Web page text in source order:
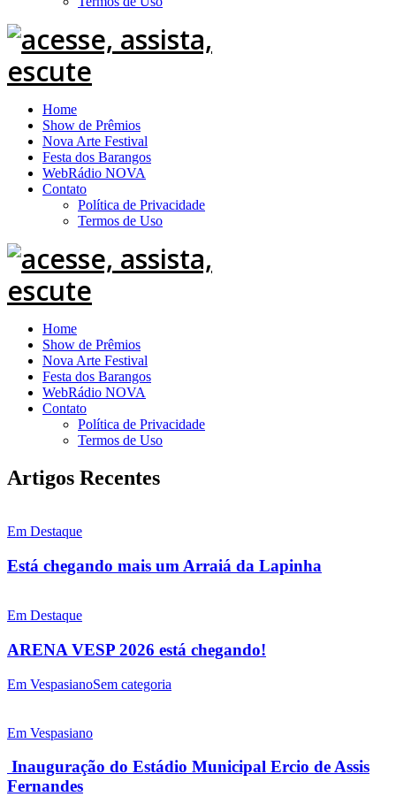
Home
Show de Prêmios
Nova Arte Festival
Festa dos Barangos
WebRádio NOVA
Contato
Política de Privacidade
Termos de Uso
Home
Show de Prêmios
Nova Arte Festival
Festa dos Barangos
WebRádio NOVA
Contato
Política de Privacidade
Termos de Uso
Artigos Recentes
Em Destaque
Está chegando mais um Arraiá da Lapinha
Em Destaque
ARENA VESP 2026 está chegando!
Em VespasianoSem categoria
Em Vespasiano
Inauguração do Estádio Municipal Ercio de Assis
Fernandes